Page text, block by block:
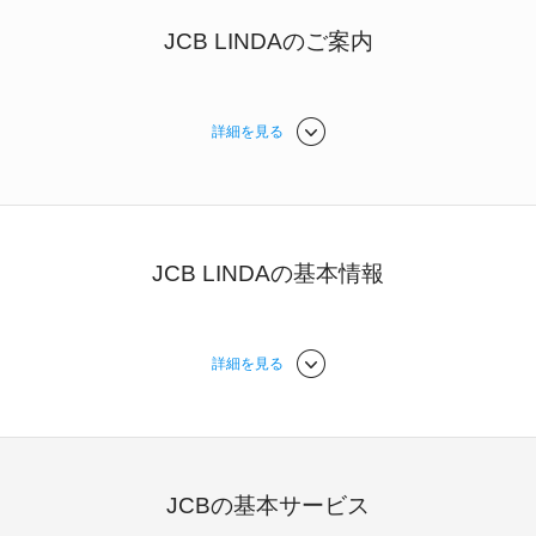
JCB LINDAのご案内
詳細を見る
JCB LINDAの基本情報
詳細を見る
JCBの基本サービス